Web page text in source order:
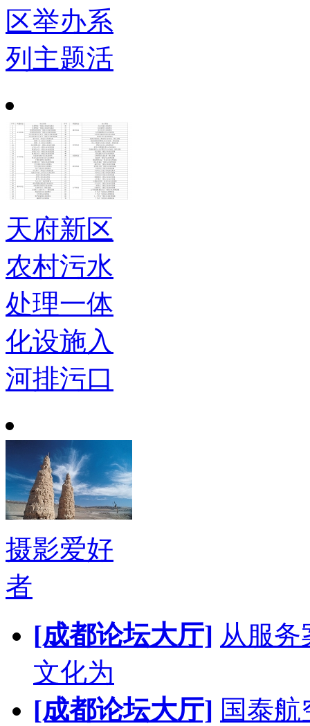
区举办系
列主题活
天府新区
农村污水
处理一体
化设施入
河排污口
摄影爱好
者
[成都论坛大厅] 从服
文化为
[成都论坛大厅] 国泰